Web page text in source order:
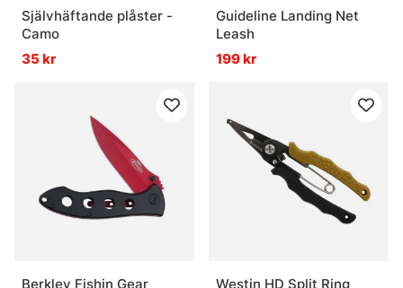
Självhäftande plåster -
Camo
35 kr
Guideline Landing Net
Leash
199 kr
Berkley Fishin Gear Westin HD Split Ring